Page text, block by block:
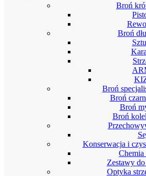
Broń
Broń
Broń
Broń
Broń
Broń
Konserwacja i
Chemia
Zestawy
Optyka